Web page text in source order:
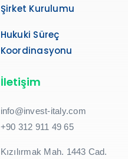
Şirket Kurulumu
Hukuki Süreç
Koordinasyonu
İletişim
info@invest-italy.com
+90 312 911 49 65
Kızılırmak Mah. 1443 Cad.